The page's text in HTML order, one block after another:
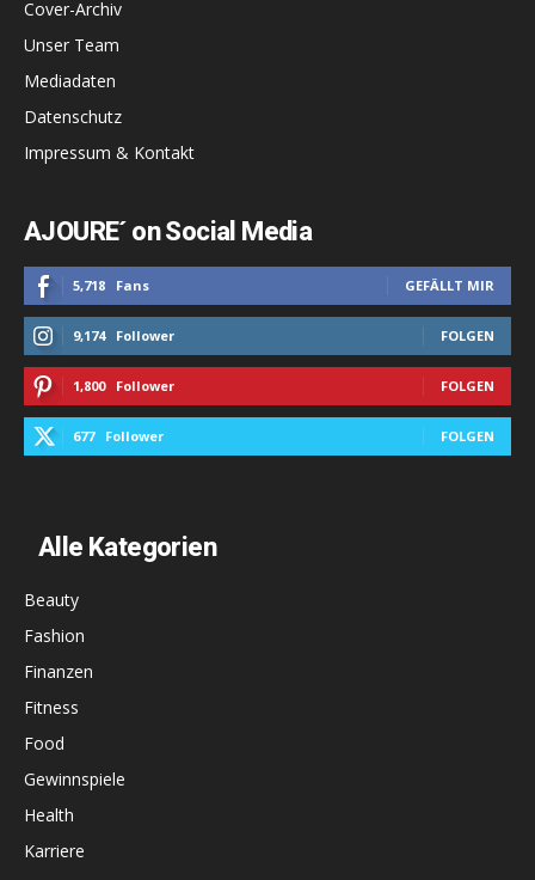
Cover-Archiv
Unser Team
Mediadaten
Datenschutz
Impressum & Kontakt
AJOURE´ on Social Media
5,718 Fans GEFÄLLT MIR
9,174 Follower FOLGEN
1,800 Follower FOLGEN
677 Follower FOLGEN
Alle Kategorien
Beauty
Fashion
Finanzen
Fitness
Food
Gewinnspiele
Health
Karriere